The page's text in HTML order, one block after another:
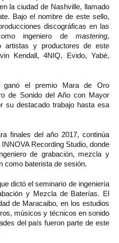
la ciudad de Nashville, llamado
Bajo el nombre de este sello,
discográficas en las
ingeniero de mastering,
artistas y productores de este
Kendall, 4NIQ, Evido, Yabé,
ganó el premio Mara de Oro
de Sonido del Año con Mayor
su destacado trabajo hasta esa
finales del año 2017, continúa
Recording Studio, donde
de grabación, mezcla y
como baterista de sesión.
dictó el seminario de ingeniería
y Mezcla de Baterías. El
de Maracaibo, en los estudios
músicos y técnicos en sonido
del país fueron parte de este